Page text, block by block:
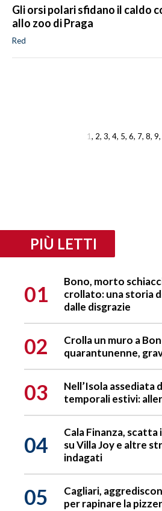
Gli orsi polari sfidano il caldo
allo zoo di Praga
Red
1 2 3 4 5 6 7 8 9
PIÙ LETTI
01
Bono, morto
crollato: una storia
dalle disgrazie
02
Crolla un muro a
quarantunenne,
03
Nell’Isola assediata
temporali estivi:
04
Cala Finanza,
su Villa Joy e altre
indagati
05
Cagliari,
per rapinare la